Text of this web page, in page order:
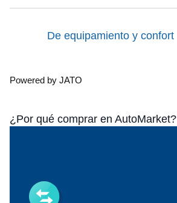
De equipamiento y confort
Powered by JATO
¿Por qué comprar en AutoMarket?